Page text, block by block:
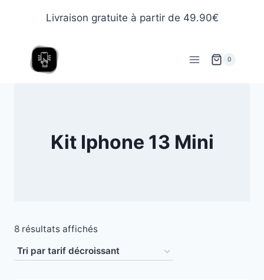
Livraison gratuite à partir de 49.90€
0
Kit Iphone 13 Mini
8 résultats affichés